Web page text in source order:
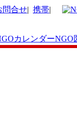
問合せ| 携帯|
カレンダーNGO